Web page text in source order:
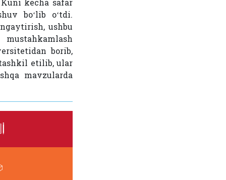
kecha safar
boʻlib oʻtdi.
ushbu
borib,
etilib, ular
mavzularda